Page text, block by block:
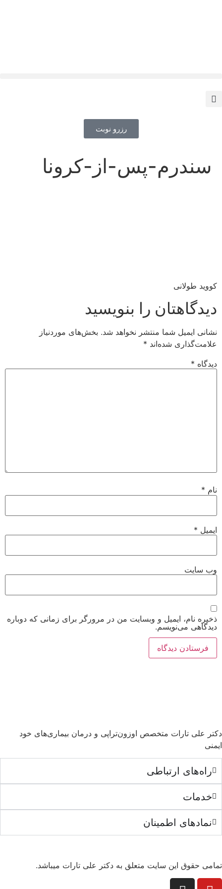
رزرو نوبت
سندرم-پس-از-کرونا
کووید طولانی
دیدگاهتان را بنویسید
نشانی ایمیل شما منتشر نخواهد شد. بخش‌های موردنیاز
علامت‌گذاری شده‌اند *
دیدگاه *
نام *
ایمیل *
وب‌ سایت
ذخیره نام، ایمیل و وبسایت من در مرورگر برای زمانی که دوباره
دیدگاهی می‌نویسم.
دکتر علی تارات متخصص اوزون‌تراپی و درمان بیماری‌های خود
ایمنی
راه‌های ارتباطی
خدمات
نمادهای اطمینان
تمامی حقوق این سایت متعلق به دکتر علی تارات میباشد.